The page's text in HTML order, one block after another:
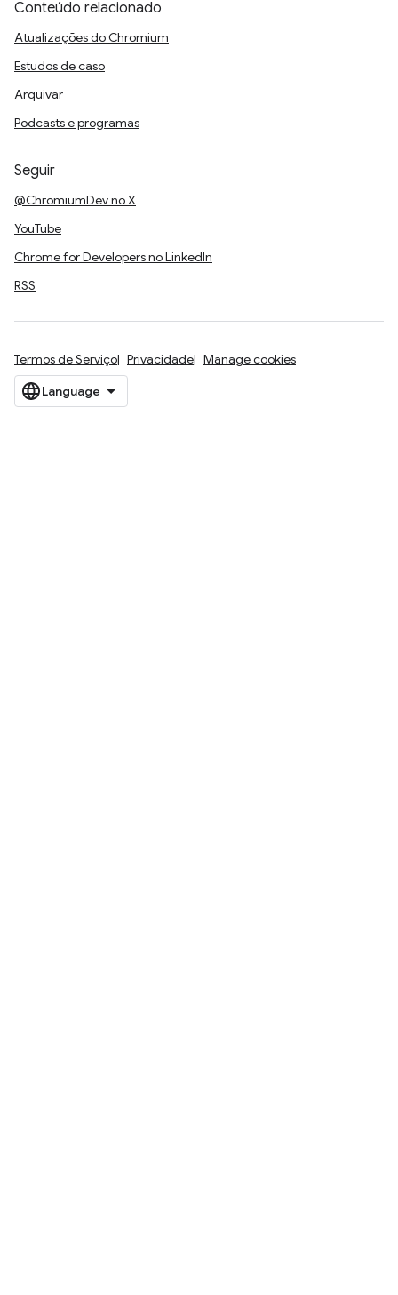
Conteúdo relacionado
Atualizações do Chromium
Estudos de caso
Arquivar
Podcasts e programas
Seguir
@ChromiumDev no X
YouTube
Chrome for Developers no LinkedIn
RSS
Termos de Serviço Privacidade Manage cookies